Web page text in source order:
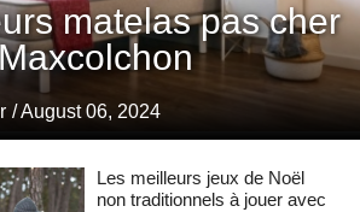
matelas pas cher
/ August 06, 2024
Les meilleurs jeux de Noël
non traditionnels à jouer avec